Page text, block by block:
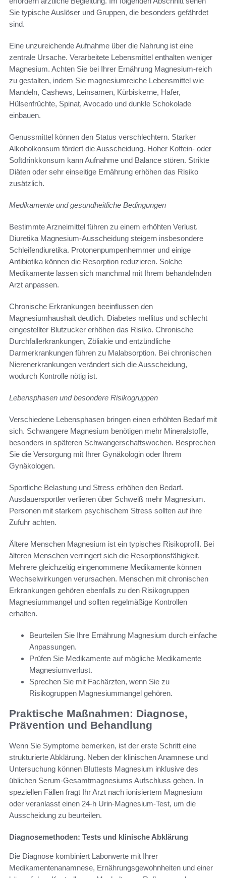
Sie typische Auslöser und Gruppen, die besonders gefährdet
sind.
Eine unzureichende Aufnahme über die Nahrung ist eine
zentrale Ursache. Verarbeitete Lebensmittel enthalten weniger
Magnesium. Achten Sie bei Ihrer Ernährung Magnesium-reich
zu gestalten, indem Sie magnesiumreiche Lebensmittel wie
Mandeln, Cashews, Leinsamen, Kürbiskerne, Hafer,
Hülsenfrüchte, Spinat, Avocado und dunkle Schokolade
einbauen.
Genussmittel können den Status verschlechtern. Starker
Alkoholkonsum fördert die Ausscheidung. Hoher Koffein- oder
Softdrinkkonsum kann Aufnahme und Balance stören. Strikte
Diäten oder sehr einseitige Ernährung erhöhen das Risiko
zusätzlich.
Medikamente und gesundheitliche Bedingungen
Bestimmte Arzneimittel führen zu einem erhöhten Verlust.
Diuretika Magnesium-Ausscheidung steigern insbesondere
Schleifendiuretika. Protonenpumpenhemmer und einige
Antibiotika können die Resorption reduzieren. Solche
Medikamente lassen sich manchmal mit Ihrem behandelnden
Arzt anpassen.
Chronische Erkrankungen beeinflussen den
Magnesiumhaushalt deutlich. Diabetes mellitus und schlecht
eingestellter Blutzucker erhöhen das Risiko. Chronische
Durchfallerkrankungen, Zöliakie und entzündliche
Darmerkrankungen führen zu Malabsorption. Bei chronischen
Nierenerkrankungen verändert sich die Ausscheidung,
wodurch Kontrolle nötig ist.
Lebensphasen und besondere Risikogruppen
Verschiedene Lebensphasen bringen einen erhöhten Bedarf mit
sich. Schwangere Magnesium benötigen mehr Mineralstoffe,
besonders in späteren Schwangerschaftswochen. Besprechen
Sie die Versorgung mit Ihrer Gynäkologin oder Ihrem
Gynäkologen.
Sportliche Belastung und Stress erhöhen den Bedarf.
Ausdauersportler verlieren über Schweiß mehr Magnesium.
Personen mit starkem psychischem Stress sollten auf ihre
Zufuhr achten.
Ältere Menschen Magnesium ist ein typisches Risikoprofil. Bei
älteren Menschen verringert sich die Resorptionsfähigkeit.
Mehrere gleichzeitig eingenommene Medikamente können
Wechselwirkungen verursachen. Menschen mit chronischen
Erkrankungen gehören ebenfalls zu den Risikogruppen
Magnesiummangel und sollten regelmäßige Kontrollen
erhalten.
Beurteilen Sie Ihre Ernährung Magnesium durch einfache
Anpassungen.
Prüfen Sie Medikamente auf mögliche Medikamente
Magnesiumverlust.
Sprechen Sie mit Fachärzten, wenn Sie zu
Risikogruppen Magnesiummangel gehören.
Praktische Maßnahmen: Diagnose,
Prävention und Behandlung
Wenn Sie Symptome bemerken, ist der erste Schritt eine
strukturierte Abklärung. Neben der klinischen Anamnese und
Untersuchung können Bluttests Magnesium inklusive des
üblichen Serum-Gesamtmagnesiums Aufschluss geben. In
speziellen Fällen fragt Ihr Arzt nach ionisiertem Magnesium
oder veranlasst einen 24-h Urin-Magnesium-Test, um die
Ausscheidung zu beurteilen.
Diagnosemethoden: Tests und klinische Abklärung
Die Diagnose kombiniert Laborwerte mit Ihrer
Medikamentenanamnese, Ernährungsgewohnheiten und einer